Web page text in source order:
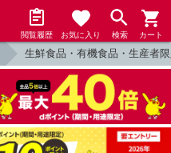
閲覧履歴 お気に入り 検索 カート
生鮮食品・有機食品・生産者